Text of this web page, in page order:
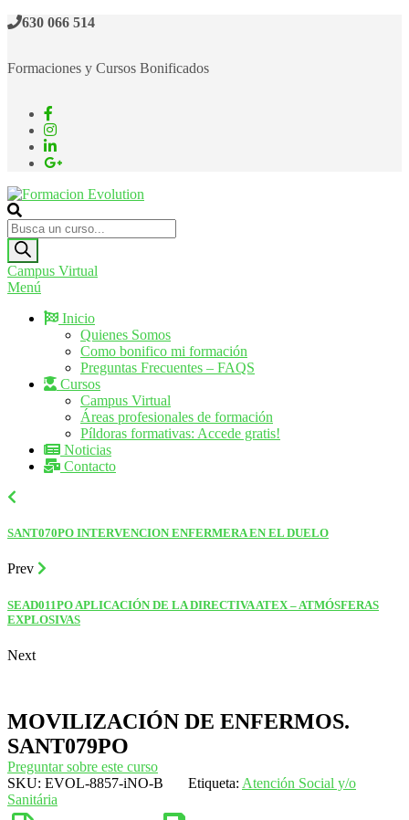
Saltar630 066 514
Formaciones y Cursos Bonificados
Formacion Evolution
Cursos de formación continua
Búsqueda
de
productos
Campus Virtual
Menú
Inicio
Quienes Somos
Como bonifico mi formación
Preguntas Frecuentes – FAQS
Cursos
Campus Virtual
Áreas profesionales de formación
Píldoras formativas: Accede gratis!
Noticias
Contacto
SANT070PO INTERVENCION ENFERMERA EN EL DUELO
Prev
SEAD011PO APLICACIÓN DE LA DIRECTIVA ATEX – ATMÓSFERAS
EXPLOSIVAS
Next
MOVILIZACIÓN DE ENFERMOS.
SANT079PO
Preguntar sobre este curso
SKU: EVOL-8857-iNO-B Etiqueta: Atención Social y/o
Sanitária